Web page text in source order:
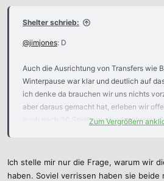
Shelter schrieb:
@jimjones: D
Auch die Ausrichtung von Transfers wie
Winterpause war klar und deutlich auf
ich denke da brauchen wir uns nichts
aber daraus gemacht hat, erleben wir
auch nach 30 Spieltagen und mehreren
schlechteste/anfälligste Team in Liga
Zum Vergrößern
Ich stelle mir nur die Frage, warum wir
haben. Soviel verrissen haben sie